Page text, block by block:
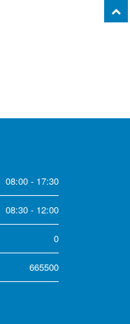
08:00 - 17:30
08:30 - 12:00
0
665500